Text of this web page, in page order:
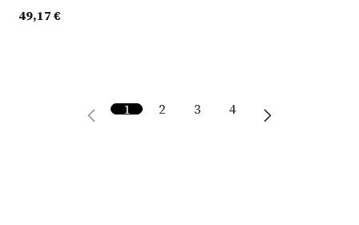
49,17€
1 2 3 4